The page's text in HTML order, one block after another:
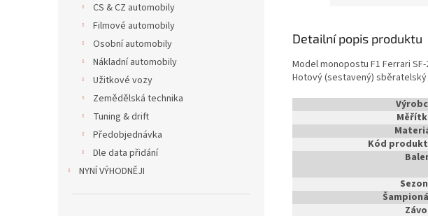
CS & CZ automobily
Filmové automobily
Osobní automobily
Nákladní automobily
Užitkové vozy
Zemědělská technika
Tuning & drift
Předobjednávka
Dle data přidání
NYNÍ VÝHODNĚJI
Detailní popis produktu
Model monopostu F1 Ferrari
Hotový (sestavený)
Kód